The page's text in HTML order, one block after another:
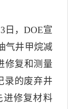
日， DOE宣
气井甲烷减
修复和测量
录的废弃井
进修复材料